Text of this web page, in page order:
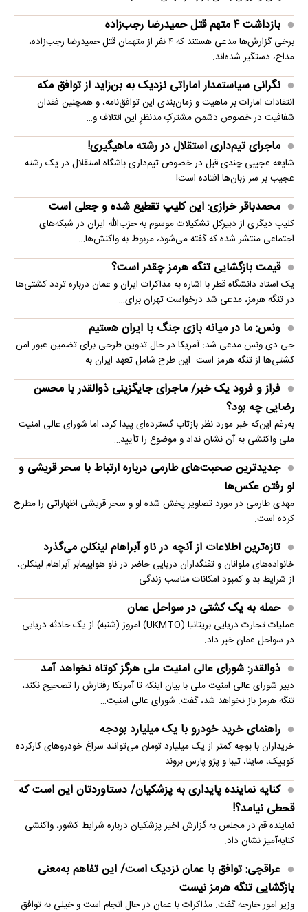
بازداشت ۴ متهم قتل حمیدرضا رجب‌زاده
برخی گزارش‌ها مدعی هستند که ۴ نفر از متهمان قتل حمیدرضا رجب‌زاده،
مداح، دستگیر شده‌اند.
نگرانی سیاستمدار اماراتی نزدیک به بن‌زاید از توافق مکه
انتقادات امارات بر ماهیت و زمان‌بندی این توافق‌نامه، و همچنین فقدان
شفافیت در خصوص دشمن مشترکِ مدنظرِ این ائتلاف و…
ماجرای تیم‌داری استقلال در رشته ماهیگیری!
شایعه عجیبی چندی قبل در خصوص تیم‌داری باشگاه استقلال در یک رشته
عجیب بر سر زبان‌ها افتاده است!
محمدباقر خرازی: این کلیپ تقطیع شده و جعلی است
کلیپ دیگری از دبیرکل تشکیلات موسوم به حزب‌الله ایران در شبکه‌های
اجتماعی منتشر شده که گفته می‌شود، مربوط به واکنش‌ها…
قیمت بازگشایی تنگه هرمز چقدر است؟
یک استاد دانشگاه قطر با اشاره به مذاکرات ایران و عمان درباره تردد کشتی‌ها
در تنگه هرمز، مدعی شد درخواست تهران برای…
ونس: ما در میانه بازی جنگ با ایران هستیم
جی دی ونس مدعی شد: آمریکا در حال تدوین طرحی برای تضمین عبور امن
کشتی‌ها از تنگه هرمز است. این طرح شامل تعهد ایران به…
فراز و فرود یک خبر/ ماجرای جایگزینی ذوالقدر با محسن
رضایی چه بود؟
به‌رغم این‌که خبر مورد نظر بازتاب گسترده‌ای پیدا کرد، اما شورای عالی امنیت
ملی واکنشی به آن نشان نداد و موضوع را تأیید…
جدیدترین صحبت‌های طارمی درباره ارتباط با سحر قریشی و
لو رفتن عکس‌ها
مهدی طارمی در مورد تصاویر پخش شده او و سحر قریشی اظهاراتی را مطرح
کرده است.
تازه‌ترین اطلاعات از آنچه در ناو آبراهام لینکلن می‌گذرد
خانواده‌های ملوانان و تفنگداران دریایی حاضر در ناو هواپیمابر آبراهام لینکلن،
از شرایط بد و کمبود امکانات مناسب زندگی…
حمله به یک کشتی در سواحل عمان
عملیات تجارت دریایی بریتانیا (UKMTO) امروز (شنبه) از یک حادثه دریایی
در سواحل عمان خبر داد.
ذوالقدر: شورای عالی امنیت ملی هرگز کوتاه نخواهد آمد
دبیر شورای عالی امنیت ملی با بیان اینکه تا آمریکا رفتارش را تصحیح نکند،
تنگه هرمز باز نخواهد شد، گفت: شورای عالی امنیت…
راهنمای خرید خودرو با یک میلیارد بودجه
خریداران با بوجه کمتر از یک میلیارد تومان می‌توانند سراغ خودروهای کارکرده
کوییک، ساینا، تیبا و پژو پارس بروند
کنایه نماینده پایداری به پزشکیان/ دستاوردتان این است که
قحطی نیامد؟!
نماینده قم در مجلس به گزارش اخیر پزشکیان درباره شرایط کشور، واکنشی
کنایه‌آمیز نشان داد.
عراقچی: توافق با عمان نزدیک است/ این تفاهم به‌معنی
بازگشایی تنگه هرمز نیست
وزیر امور خارجه گفت: مذاکرات با عمان در حال انجام است و خیلی به توافق